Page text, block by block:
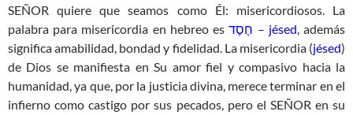
SEÑOR quiere que seamos como Él: misericordiosos. La
palabra para misericordia en hebreo es
חֶסֶד – jésed, además
significa amabilidad, bondad y fidelidad. La misericordia (jésed)
de Dios se manifiesta en Su amor fiel y compasivo hacia la
humanidad, ya que, por la justicia divina, merece terminar en el
infierno como castigo por sus pecados, pero el SEÑOR en su